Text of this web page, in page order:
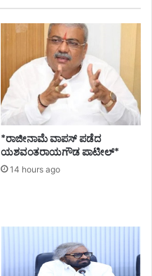
*ರಾಜೀನಾಮೆ ವಾಪಸ್ ಪಡೆದ
ಯಶವಂತರಾಯಗೌಡ ಪಾಟೀಲ್*
14 hours ago